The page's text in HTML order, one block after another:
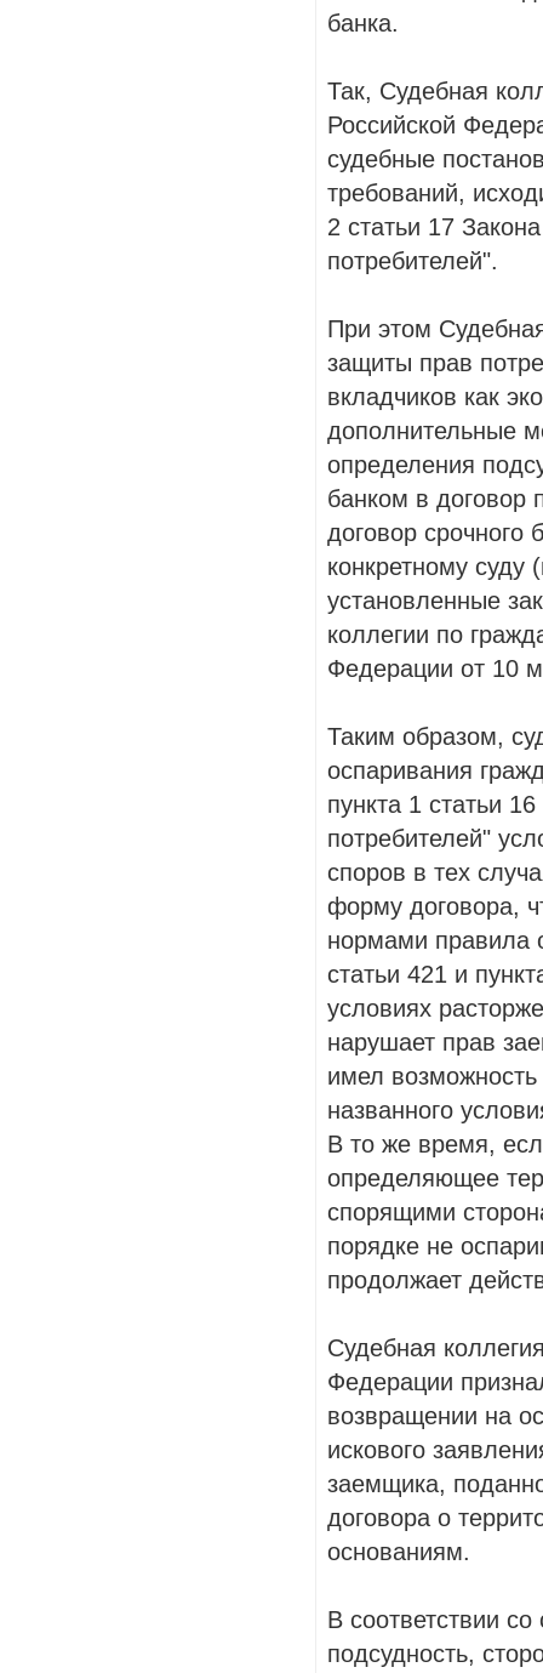
банка.
Так, Судебная
Российской
судебные
требований,
2 статьи 17
потребителей".
При этом
защиты прав
вкладчиков как
дополнительные
определения
банком в договор
договор срочного
конкретному суду
установленные
коллегии по
Федерации от 10
Таким образом,
оспаривания
пункта 1 статьи
потребителей"
споров в тех
форму договора,
нормами правила
статьи 421 и
условиях
нарушает прав
имел
названного
В то же время,
определяющее
спорящими
порядке не
продолжает
Судебная
Федерации
возвращении на
искового
заемщика,
договора о
основаниям.
В соответствии
подсудность,